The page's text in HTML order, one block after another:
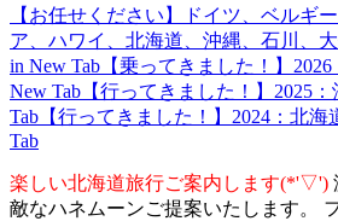
【お任せください】ドイツ、ベルギ
ア、ハワイ、北海道、沖縄、石川、
in New Tab 【乗ってきました！】
New Tab 【行ってきました！】2025：
Tab 【行ってきました！】2024：北海
Tab
楽しい北海道旅行ご案内します(*'▽')
敵なハネムーンご提案いたします。